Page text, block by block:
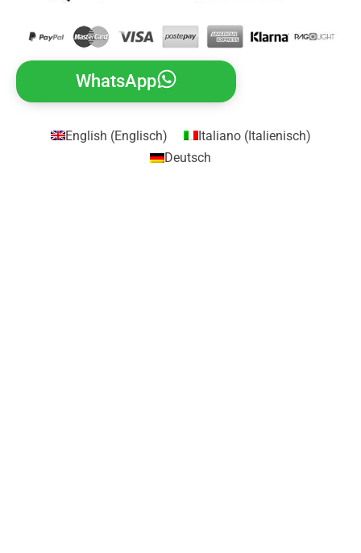
WhatsApp
English (Englisch) Italiano(Italienisch)
Deutsch